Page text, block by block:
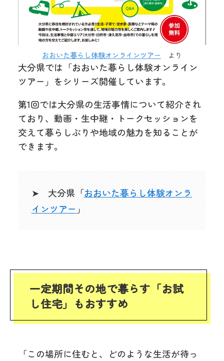
おおいた暮らし体験オンラインツアー より
大分県では「おおいた暮らし体験オンライン
ツアー」をシリーズ開催しています。
第1回では大分県の生活事情について紹介され
ており、動画・生中継・トークセッションを
交えて暮らしぶりや地域の魅力を知ることが
できます。
➤ 大分県「おおいた暮らし体験オンラ
インツアー 」
一定期間その地で暮らす「お試
し住宅」もおすすめ
「この場所に住むと、どのような生活が待っ